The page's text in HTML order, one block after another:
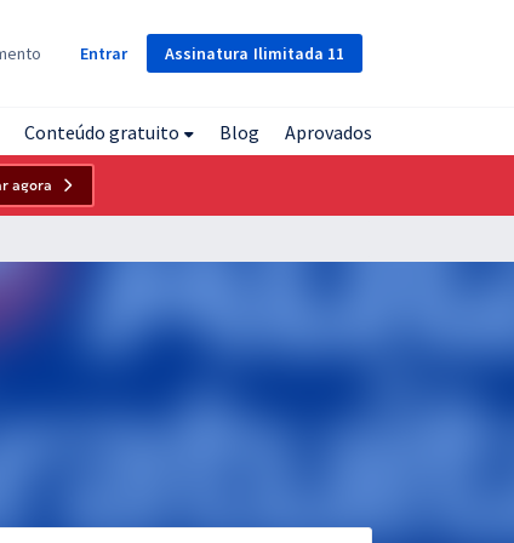
Assinatura Ilimitada 11
Entrar
Conteúdo gratuito Blog Aprovados
agora